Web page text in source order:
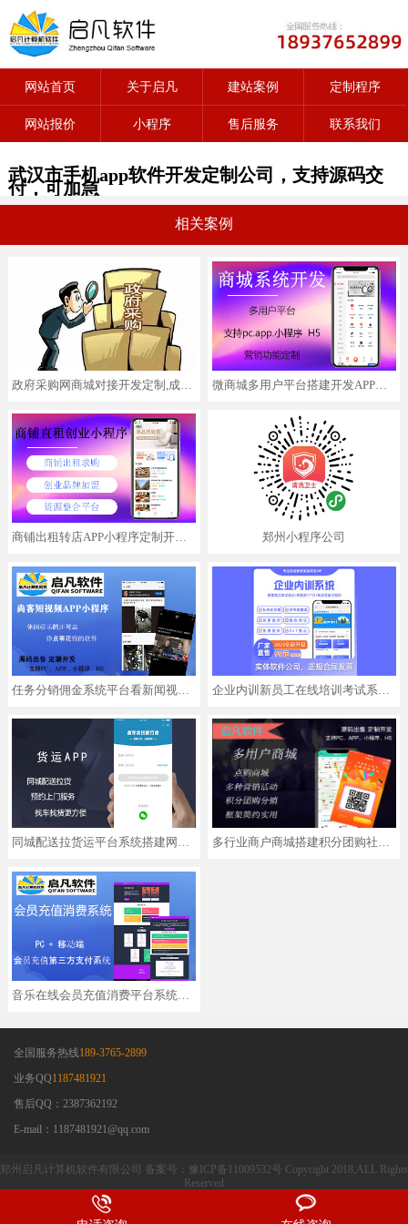
网站首页 关于启凡 建站案例 定制程序
网站报价 小程序 售后服务 联系我们
武汉市手机app软件开发定制公司，支持源码交
付，可加急
相关案例
微商城多用户平台搭建开发APP电商小程序裂变分销管理营销功能定制
商铺出租转店APP小程序定制开发行业分销代理加盟招商系统平台搭建 郑州小程序公司
同城配送拉货运平台系统搭建网约车搬家预约上门服务app小程序 多行业商户商城搭建积分团购社区分销app小程序开发定制
全国服务热线189-3765-2899
业务QQ1187481921
售后QQ：2387362192
E-mail：1187481921@qq.com
郑州启凡计算机软件有限公司 备案号：豫ICP备11009532号 Copyright 2018,ALL Rights
Reserved